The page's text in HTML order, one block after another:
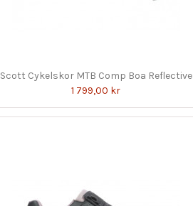
Scott Cykelskor MTB Comp Boa Reflective
1 799,00 kr